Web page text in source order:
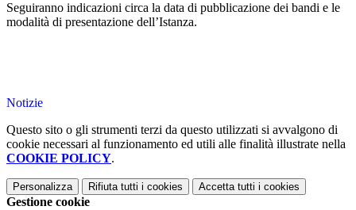
Seguiranno indicazioni circa la data di pubblicazione dei bandi e le
modalità di presentazione dell’Istanza.
Notizie
Questo sito o gli strumenti terzi da questo utilizzati si avvalgono di
cookie necessari al funzionamento ed utili alle finalità illustrate nella
COOKIE POLICY.
Personalizza Rifiuta tutti i cookies Accetta tutti i cookies
Gestione cookie